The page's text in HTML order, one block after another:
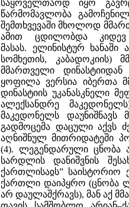
საყოველთაოდ იყო
წარმომავლობა
შემთხვევაში მხოლოდ
ამით ცდილობდა
მასას. ელინისტურ
სომხეთის, კაბადოკიის)
მმართველი
ყოფილა ვერსია იბერთა
დინასტიის უკანასკნელი
ალექსანდრე
მაკედონელს დაუნიშნავს
გადმოცემა დაცული აქვს
აღნიშნულ მითრიდატეში
(4). ლეგენდარული ცნობა
სარდლის დანიშვნის
ქართლისაჲს” საისტორიო
ქართლი დაიპყრო (ცნობა
არ დაულაშქრავს), მან აქ